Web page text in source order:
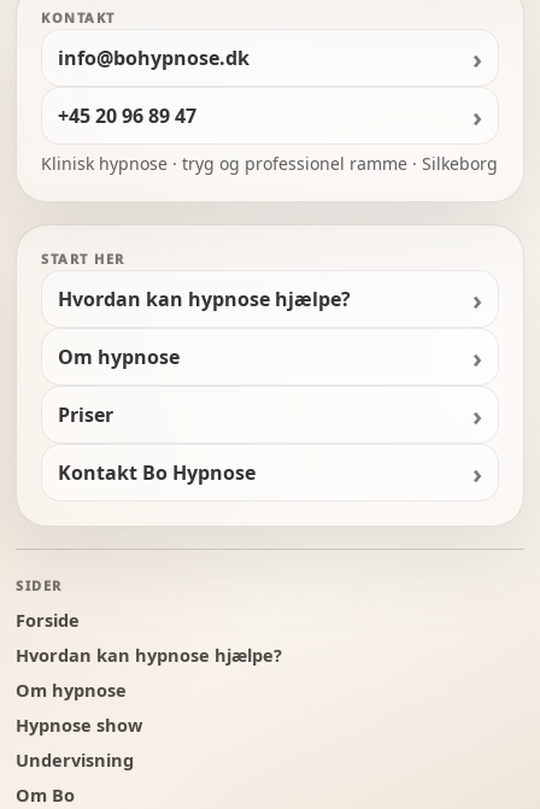
KONTAKT
info@bohypnose.dk
+45 20 96 89 47
Klinisk hypnose · tryg og professionel ramme · Silkeborg
START HER
Hvordan kan hypnose hjælpe?
Om hypnose
Priser
Kontakt Bo Hypnose
SIDER
Forside
Hvordan kan hypnose hjælpe?
Om hypnose
Hypnose show
Undervisning
Om Bo